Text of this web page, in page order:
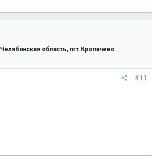
Челябинская область, пгт.Кропачево
#11